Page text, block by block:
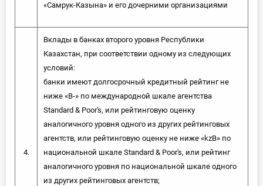
«Самрук-Казына» и его дочерними организациями
4.
Вклады в банках второго уровня Республики
Казахстан, при соответствии одному из следующих
условий:
банки имеют долгосрочный кредитный рейтинг не
ниже «В-» по международной шкале агентства
Standard & Poor's, или рейтинговую оценку
аналогичного уровня одного из других рейтинговых
агентств, или рейтинговую оценку не ниже «kzВ» по
национальной шкале Standard & Poor's, или рейтинг
аналогичного уровня по национальной шкале одного
из других рейтинговых агентств;